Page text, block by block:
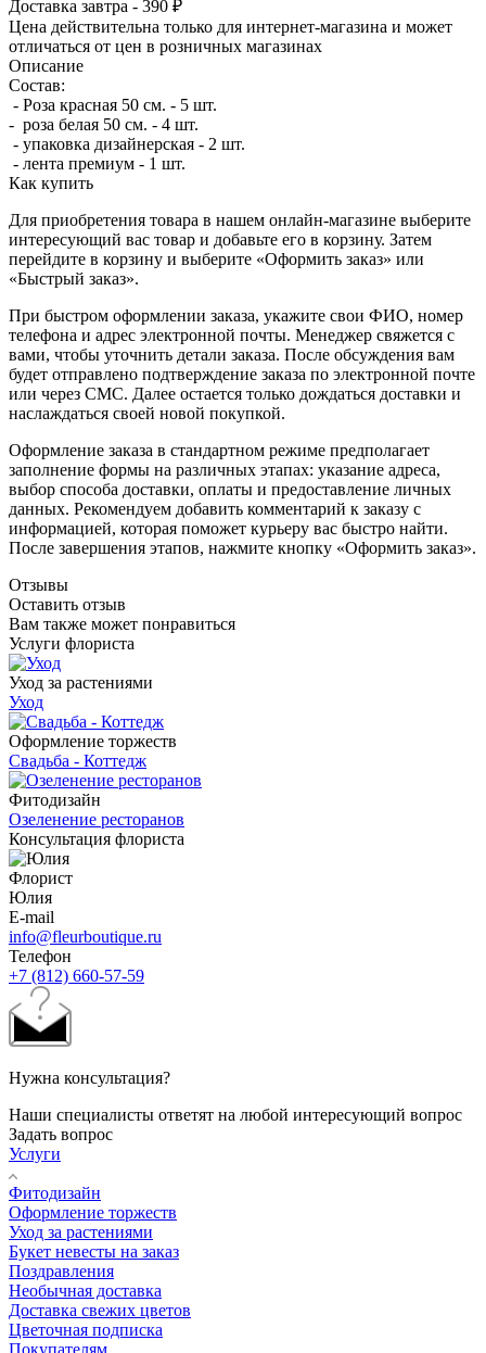
Доставка завтра - 390 ₽
Цена действительна только для интернет-магазина и может
отличаться от цен в розничных магазинах
Описание
Состав:
- Роза красная 50 см. - 5 шт.
- роза белая 50 см. - 4 шт.
- упаковка дизайнерская - 2 шт.
- лента премиум - 1 шт.
Как купить
Для приобретения товара в нашем онлайн-магазине выберите
интересующий вас товар и добавьте его в корзину. Затем
перейдите в корзину и выберите «Оформить заказ» или
«Быстрый заказ».
При быстром оформлении заказа, укажите свои ФИО, номер
телефона и адрес электронной почты. Менеджер свяжется с
вами, чтобы уточнить детали заказа. После обсуждения вам
будет отправлено подтверждение заказа по электронной почте
или через СМС. Далее остается только дождаться доставки и
наслаждаться своей новой покупкой.
Оформление заказа в стандартном режиме предполагает
заполнение формы на различных этапах: указание адреса,
выбор способа доставки, оплаты и предоставление личных
данных. Рекомендуем добавить комментарий к заказу с
информацией, которая поможет курьеру вас быстро найти.
После завершения этапов, нажмите кнопку «Оформить заказ».
Отзывы
Оставить отзыв
Вам также может понравиться
Услуги флориста
Уход за растениями
Уход
Оформление торжеств
Свадьба - Коттедж
Фитодизайн
Озеленение ресторанов
Консультация флориста
Флорист
Юлия
E-mail
info@fleurboutique.ru
Телефон
+7 (812) 660-57-59
Нужна консультация?
Наши специалисты ответят на любой интересующий вопрос
Задать вопрос
Услуги
Фитодизайн
Оформление торжеств
Уход за растениями
Букет невесты на заказ
Поздравления
Необычная доставка
Доставка свежих цветов
Цветочная подписка
Покупателям